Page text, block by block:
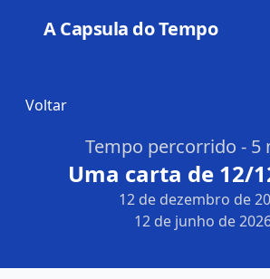
A Capsula do Tempo
Voltar
Tempo percorrido - 5
Uma carta de 12/
12 de dezembro de
12 de junho de